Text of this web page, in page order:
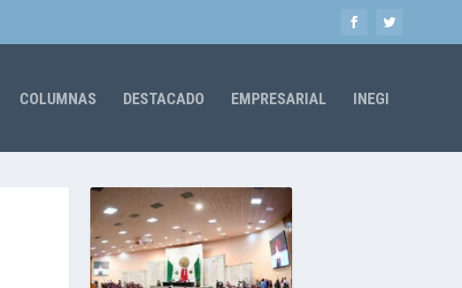
COLUMNAS DESTACADO EMPRESARIAL INEGI